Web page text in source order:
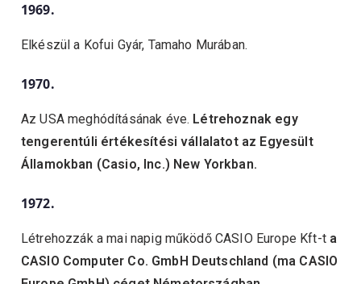
1969.
Elkészül a Kofui Gyár, Tamaho Murában.
1970.
Az USA meghódításának éve. Létrehoznak egy
tengerentúli értékesítési vállalatot az Egyesült
Államokban (Casio, Inc.) New Yorkban.
1972.
Létrehozzák a mai napig működő CASIO Europe Kft-ta
CASIO Computer Co. GmbH Deutschland (ma CASIO